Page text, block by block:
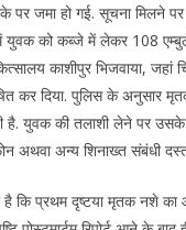
पर जमा हो गई. सूचना मिलने
युवक को कब्जे में लेकर 108
काशीपुर भिजवाया, जहां
कर दिया. पुलिस के अनुसार
है. युवक की तलाशी लेने पर
अथवा अन्य शिनाख्त संबंधी
कि प्रथम दृष्टया मृतक नशे का